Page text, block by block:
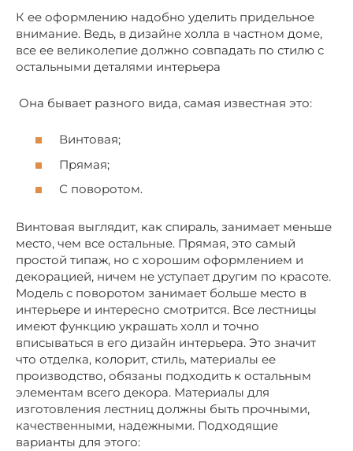
К ее оформлению надобно уделить придельное
внимание. Ведь, в дизайне холла в частном доме,
все ее великолепие должно совпадать по стилю с
остальными деталями интерьера
Она бывает разного вида, самая известная это:
Винтовая;
Прямая;
С поворотом.
Винтовая выглядит, как спираль, занимает меньше
место, чем все остальные. Прямая, это самый
простой типаж, но с хорошим оформлением и
декорацией, ничем не уступает другим по красоте.
Модель с поворотом занимает больше место в
интерьере и интересно смотрится. Все лестницы
имеют функцию украшать холл и точно
вписываться в его дизайн интерьера. Это значит
что отделка, колорит, стиль, материалы ее
производство, обязаны подходить к остальным
элементам всего декора. Материалы для
изготовления лестниц должны быть прочными,
качественными, надежными. Подходящие
варианты для этого: